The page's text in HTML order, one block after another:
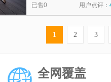
已售0 用户点评：
1 2 3
全网覆盖